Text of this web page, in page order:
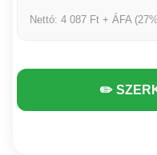
Nettó: 4 087 Ft + ÁFA
✏️